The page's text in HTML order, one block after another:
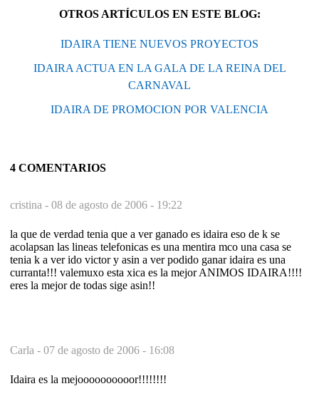
OTROS ARTÍCULOS EN ESTE BLOG:
IDAIRA TIENE NUEVOS PROYECTOS
IDAIRA ACTUA EN LA GALA DE LA REINA DEL
CARNAVAL
IDAIRA DE PROMOCION POR VALENCIA
4 COMENTARIOS
cristina - 08 de agosto de 2006 - 19:22
la que de verdad tenia que a ver ganado es idaira eso de k se
acolapsan las lineas telefonicas es una mentira mco una casa se
tenia k a ver ido victor y asin a ver podido ganar idaira es una
curranta!!! valemuxo esta xica es la mejor ANIMOS IDAIRA!!!!
eres la mejor de todas sige asin!!
Carla - 07 de agosto de 2006 - 16:08
Idaira es la mejoooooooooor!!!!!!!!